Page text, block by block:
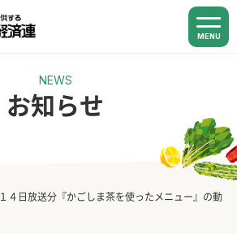
MENU
NEWS
お知らせ
４日放送分『かごしま茶を使ったメニュー』の動